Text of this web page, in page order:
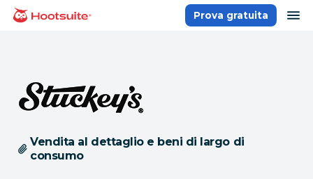
Salta
Homepage
Prova gratuita
Vendita al dettaglio e beni di largo di
consumo